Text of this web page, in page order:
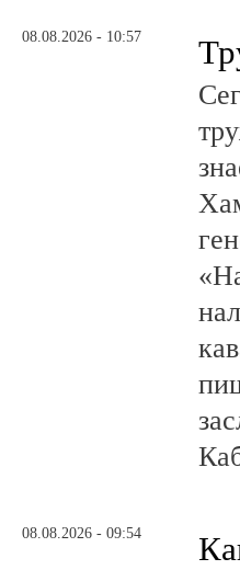
08.08.2026 - 10:57
08.08.2026 - 09:54